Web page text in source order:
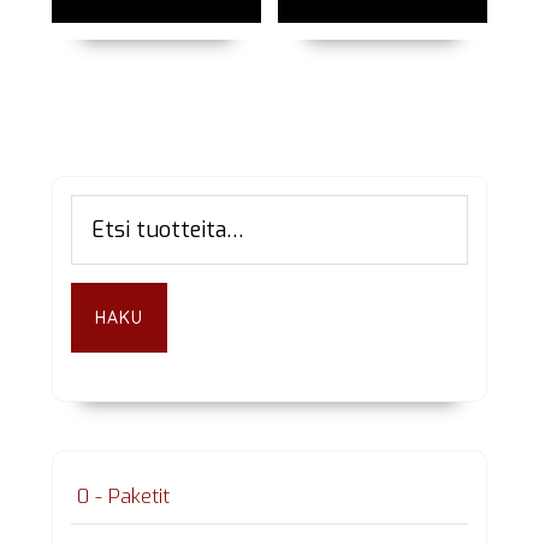
Ensisijainen
sivupalkki
HAKU
0 - Paketit